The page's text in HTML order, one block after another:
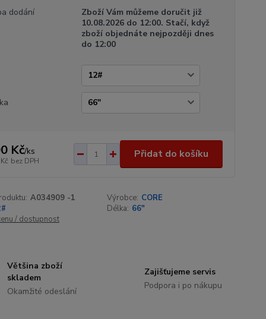
dodání
Zboží Vám můžeme doručit již
10.08.2026 do 12:00. Stačí, když
zboží objednáte nejpozději dnes
do 12:00
Kč/ks
bez DPH
Přidat do košíku
A034909 -1 Výrobce: CORE
Délka: 66"
/ dostupnost
Většina zboží
skladem
Okamžité odeslání
Zajišťujeme servis
Podpora i po nákupu